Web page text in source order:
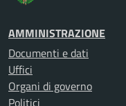
AMMINISTRAZIONE
Documenti e dati
Uffici
Organi di governo
Politici